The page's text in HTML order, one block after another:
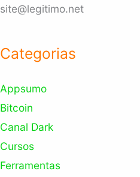
site@legitimo.net
Categorias
Appsumo
Bitcoin
Canal Dark
Cursos
Ferramentas